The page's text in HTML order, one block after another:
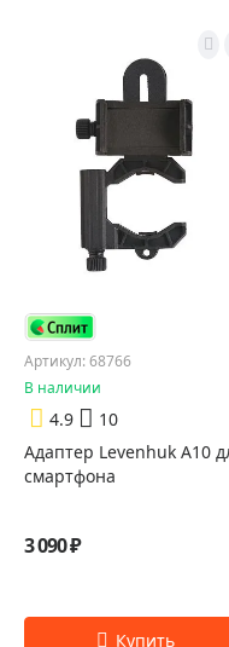
Артикул: 68766
В наличии
4.9
10
Адаптер Levenhuk A10
смартфона
3 090 ₽